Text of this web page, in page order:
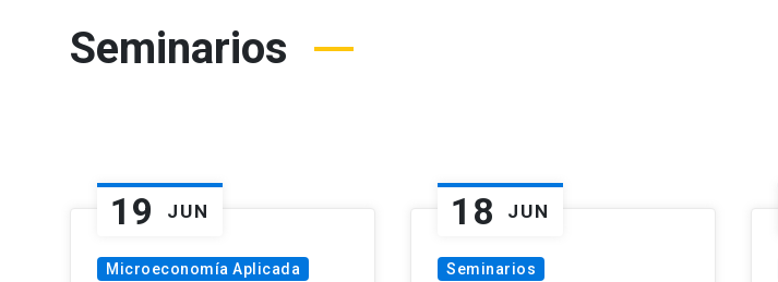
Seminarios
19 JUN
Microeconomía Aplicada
18 JUN
Seminarios